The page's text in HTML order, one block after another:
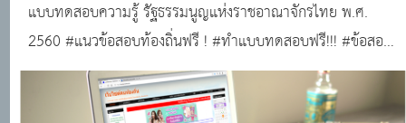
ไทย พ.ศ. 2560 #แนวข้อสอบออนไลน์
แบบทดสอบความรู้ รัฐธรรมนูญแห่งราชอาณาจักรไทย พ.ศ.
2560 #แนวข้อสอบท้องถิ่นฟรี ! #ทำแบบทดสอบฟรี!!! #ข้อสอบ
ท้องถิ่นฟรี !!! #สอบบรรจุท้องถิ่น